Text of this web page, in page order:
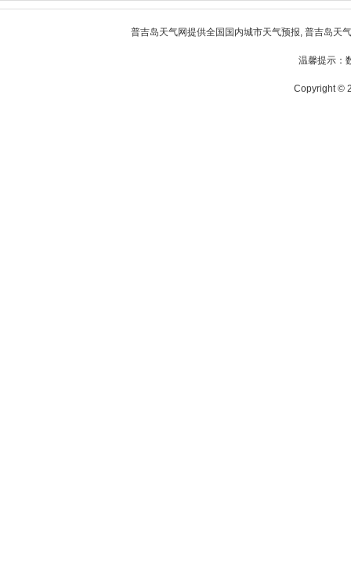
普吉岛天气网提供全国国内城市天气预报, 普吉岛天
温馨提示：
Copyright ©